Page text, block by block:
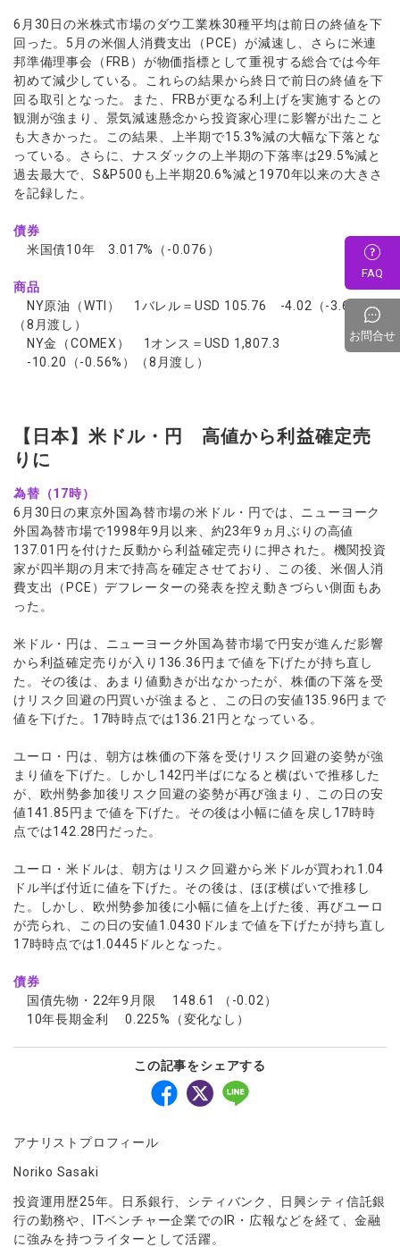
6月30日の米株式市場のダウ工業株30種平均は前日の終値を下
回った。5月の米個人消費支出（PCE）が減速し、さらに米連
邦準備理事会（FRB）が物価指標として重視する総合では今年
初めて減少している。これらの結果から終日で前日の終値を下
回る取引となった。また、FRBが更なる利上げを実施するとの
観測が強まり、景気減速懸念から投資家心理に影響が出たこと
も大きかった。この結果、上半期で15.3%減の大幅な下落とな
っている。さらに、ナスダックの上半期の下落率は29.5%減と
過去最大で、S&P500も上半期20.6%減と1970年以来の大きさ
を記録した。
債券
米国債10年 3.017%（-0.076）
商品
NY原油（WTI） 1バレル＝USD 105.76 -4.02（-3.66%）
（8月渡し）
NY金（COMEX） 1オンス＝USD 1,807.3
-10.20（-0.56%）（8月渡し）
【日本】米ドル・円 高値から利益確定売
りに
為替（17時）
6月30日の東京外国為替市場の米ドル・円では、ニューヨーク
外国為替市場で1998年9月以来、約23年9ヵ月ぶりの高値
137.01円を付けた反動から利益確定売りに押された。機関投資
家が四半期の月末で持高を確定させており、この後、米個人消
費支出（PCE）デフレーターの発表を控え動きづらい側面もあ
った。
米ドル・円は、ニューヨーク外国為替市場で円安が進んだ影響
から利益確定売りが入り136.36円まで値を下げたが持ち直し
た。その後は、あまり値動きが出なかったが、株価の下落を受
けリスク回避の円買いが強まると、この日の安値135.96円まで
値を下げた。17時時点では136.21円となっている。
ユーロ・円は、朝方は株価の下落を受けリスク回避の姿勢が強
まり値を下げた。しかし142円半ばになると横ばいで推移した
が、欧州勢参加後リスク回避の姿勢が再び強まり、この日の安
値141.85円まで値を下げた。その後は小幅に値を戻し17時時
点では142.28円だった。
ユーロ・米ドルは、朝方はリスク回避から米ドルが買われ1.04
ドル半ば付近に値を下げた。その後は、ほぼ横ばいで推移し
た。しかし、欧州勢参加後に小幅に値を上げた後、再びユーロ
が売られ、この日の安値1.0430ドルまで値を下げたが持ち直し
17時時点では1.0445ドルとなった。
債券
国債先物・22年9月限 148.61 （-0.02）
10年長期金利 0.225%（変化なし）
この記事をシェアする
アナリストプロフィール
Noriko Sasaki
投資運用歴25年。日系銀行、シティバンク、日興シティ信託銀
行の勤務や、ITベンチャー企業でのIR・広報などを経て、金融
に強みを持つライターとして活躍。
FAQ
お問合せ